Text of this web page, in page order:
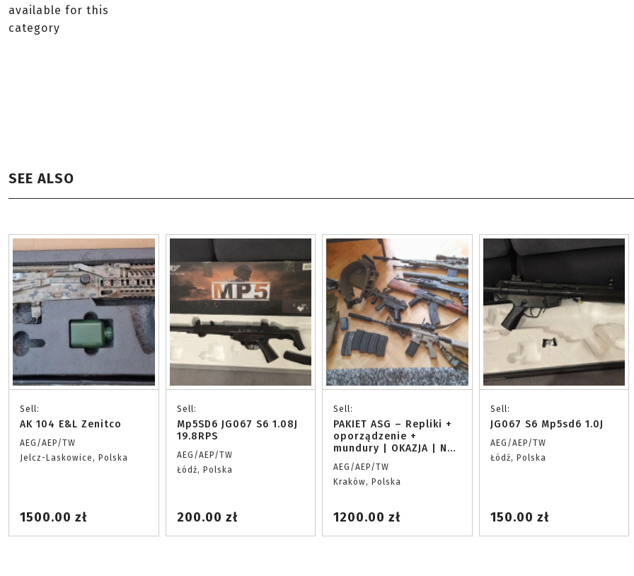
available for this
category
SEE ALSO
Sell:
AK 104 E&L Zenitco
AEG/AEP/TW
Jelcz-Laskowice, Polska
1500.00 zł
Sell:
Mp5SD6 JG067 S6 1.08J
19.8RPS
AEG/AEP/TW
Łódź, Polska
200.00 zł
Sell:
PAKIET ASG – Repliki +
oporządzenie +
mundury | OKAZJA | Na
części lub w całości
AEG/AEP/TW
Kraków, Polska
1200.00 zł
Sell:
JG067 S6 Mp5sd6 1.0J
AEG/AEP/TW
Łódź, Polska
150.00 zł